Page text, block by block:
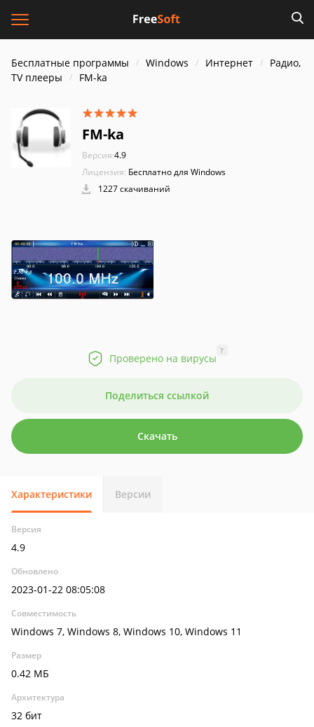
Бесплатные программы Windows Интернет
Радио,
TV плееры
FM-ka
FM-ka
Версия:4.9
Лицензия: Бесплатно для Windows
1227 скачиваний
Проверено на вирусы
?
Поделиться ссылкой
Скачать
Характеристики Версии
Версия
4.9
Обновлено
2023-01-22 08:05:08
Совместимость
Windows 7, Windows 8, Windows 10, Windows 11
Размер
0.42 МБ
Архитектура
32 бит